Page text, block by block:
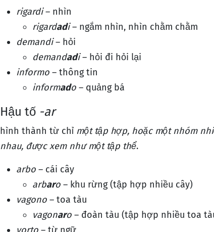
rigardi– nhìn
rigardadi– ngắm nhìn, nhìn chằm chằm
demandi– hỏi
demandadi– hỏi đi hỏi lại
informo – thông tin
informado – quảng bá
Hậu tố -ar
hình thành từ chỉ một tập hợp, hoặc một nhóm
nhau, được xem như một tập thể.
arbo – cái cây
arbaro – khu rừng (tập hợp nhiều cây)
vagono – toa tàu
vagonaro – đoàn tàu (tập hợp nhiều toa